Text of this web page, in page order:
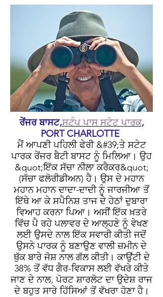
ਰੇਂਜਰ ਬਾਸਟ,ਸਟੰਪ ਪਾਸ ਸਟੇਟ ਪਾਰਕ,
PORT CHARLOTTE
ਮੈਂ ਆਪਣੀ ਪਹਿਲੀ ਫੇਰੀ &#39;ਤੇ ਸਟੇਟ
ਪਾਰਕ ਰੇਂਜਰ ਬੈਟੀ ਬਾਸਟ ਨੂੰ ਮਿਲਿਆ। ਉਹ
&quot;ਇੱਕ ਸੱਚਾ ਨੀਲਾ ਕਰੈਕਰ&quot;
(ਸੱਚਾ ਫਲੋਰੀਡੀਅਨ) ਹੈ। ਉਸ ਦੇ ਮਹਾਨ
ਮਹਾਨ ਮਹਾਨ ਦਾਦਾ-ਦਾਦੀ ਨੂੰ ਜਾਰਜੀਆ ਤੋਂ
ਇੱਥੇ ਆ ਕੇ ਸਪੈਨਿਸ਼ ਤਾਜ ਦੇ ਹੇਠਾਂ ਦੁਬਾਰਾ
ਵਿਆਹ ਕਰਨਾ ਪਿਆ। ਅਸੀਂ ਇੱਕ ਖ਼ਤਰੇ
ਵਿੱਚ ਪੈ ਰਹੇ ਪਲਾਵਰ ਦੇ ਆਲ੍ਹਣੇ ਨੂੰ ਵੇਖਣ
ਲਈ ਉਸਦੇ ਨਾਲ ਇੱਕ ਸਵਾਰੀ ਕੀਤੀ ਜਦੋਂ
ਉਸਨੇ ਪਾਰਕ ਨੂੰ ਬਣਾਉਣ ਵਾਲੀ ਜ਼ਮੀਨ ਦੇ
ਥੁੱਕ ਬਾਰੇ ਜੋਸ਼ ਨਾਲ ਗੱਲ ਕੀਤੀ। ਕਾਉਂਟੀ ਦੇ
38% ਤੋਂ ਵੱਧ ਗੈਰ-ਵਿਕਾਸ ਲਈ ਵੱਖਰੇ ਕੀਤੇ
ਜਾਣ ਦੇ ਨਾਲ, ਪੋਰਟ ਸ਼ਾਰਲੋਟ ਦਾ ਉਦੇਸ਼ ਰਾਜ
ਦੇ ਬਹੁਤ ਸਾਰੇ ਹਿੱਸਿਆਂ ਤੋਂ ਵੱਖਰਾ ਹੋਣਾ ਹੈ।